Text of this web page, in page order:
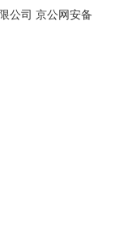
公司 京公网安备